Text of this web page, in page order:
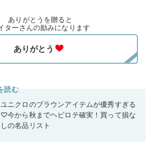
ありがとうを贈ると
ターさんの励みになります
読む
ユニクロのブラウンアイテムが優秀すぎる
♡今から秋までヘビロテ確実！買って損な
しの名品リスト